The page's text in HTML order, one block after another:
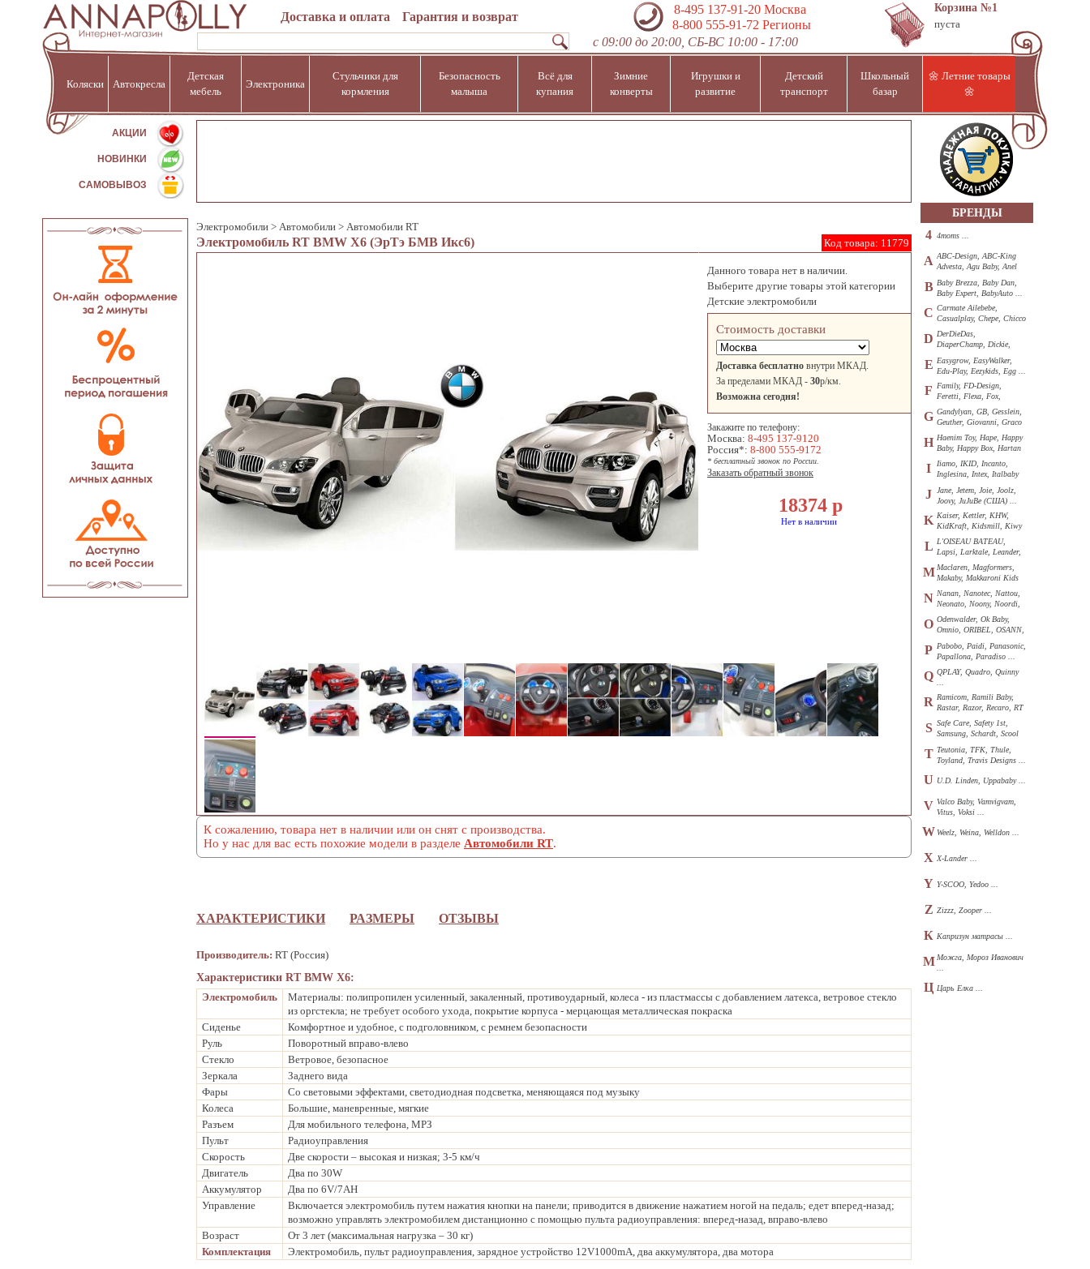
Доставка и оплата Гарантия и возврат
8-495 137-91-20Москва
8-800 555-91-72 Регионы
с 09:00 до 20:00, СБ-ВС 10:00 - 17:00
Корзина №1
пуста
Коляски Автокресла
Детская
мебель
Электроника
Стульчики для
кормления
Безопасность
малыша
Всё для
купания
Зимние
конверты
Игрушки и
развитие
Детский
транспорт
Школьный
базар
🌼 Летние товары
🌼
АКЦИИ %
НОВИНКИ
САМОВЫВОЗ
Электромобили > Автомобили > Автомобили RT
Код товара: 11779
Электромобиль RT BMW X6 (ЭрТэ БМВ Икс6)
Данного товара нет в наличии.
Выберите другие товары этой категории
Детские электромобили
Стоимость доставки
Доставка бесплатно внутри МКАД.
За пределами МКАД - 30р/км.
Возможна сегодня!
Закажите по телефону:
Москва: 8-495 137-9120
Россия*: 8-800 555-9172
* бесплатный звонок по России.
Заказать обратный звонок
18374 р
Нет в наличии
К сожалению, товара нет в наличии или он снят с производства.
Но у нас для вас есть похожие модели в разделе Автомобили RT.
ХАРАКТЕРИСТИКИ РАЗМЕРЫ ОТЗЫВЫ
Производитель: RT (Россия)
Характеристики RT BMW X6:
Электромобиль
Материалы: полипропилен усиленный, закаленный, противоударный, колеса - из пластмассы с добавлением латекса, ветровое стекло
из оргстекла; не требует особого ухода, покрытие корпуса - мерцающая металлическая покраска
Сиденье
Комфортное и удобное, с подголовником, с ремнем безопасности
Руль
Поворотный вправо-влево
Стекло
Ветровое, безопасное
Зеркала
Заднего вида
Фары
Со световыми эффектами, светодиодная подсветка, меняющаяся под музыку
Колеса
Большие, маневренные, мягкие
Разъем
Для мобильного телефона, МРЗ
Пульт
Радиоуправления
Скорость
Две скорости – высокая и низкая; 3-5 км/ч
Двигатель
Два по 30W
Аккумулятор
Два по 6V/7AH
Управление
Включается электромобиль путем нажатия кнопки на панели; приводится в движение нажатием ногой на педаль; едет вперед-назад;
возможно управлять электромобилем дистанционно с помощью пульта радиоуправления: вперед-назад, вправо-влево
Возраст
От 3 лет (максимальная нагрузка – 30 кг)
Комплектация
Электромобиль, пульт радиоуправления, зарядное устройство 12V1000mA, два аккумулятора, два мотора
БРЕНДЫ
4 4moms ...
A ABC-Design, ABC-King
Advesta, Agu Baby, Anel
B Baby Brezza, Baby Dan,
Baby Expert, BabyAuto ...
C Carmate Ailebebe,
Casualplay, Chepe, Chicco
D DerDieDas,
DiaperChamp, Dickie,
E Easygrow, EasyWalker,
Edu-Play, Eezykids, Egg ...
F
Family, FD-Design,
Feretti, Flexa, Fox,
G Gandylyan, GB, Gesslein,
Geuther, Giovanni, Graco
H Haenim Toy, Hape, Happy
Baby, Happy Box, Hartan
I
Iiamo, IKID, Incanto,
Inglesina, Intex, Italbaby
J
Jane, Jetem, Joie, Joolz,
Joovy, JuJuBe (США) ...
K Kaiser, Kettler, KHW,
KidKraft, Kidsmill, Kiwy
L L'OISEAU BATEAU,
Lapsi, Larktale, Leander,
M Maclaren, Magformers,
Makaby, Makkaroni Kids
N Nanan, Nanotec, Nattou,
Neonato, Noony, Noordi,
O Odenwalder, Ok Baby,
Omnio, ORIBEL, OSANN,
P Pabobo, Paidi, Panasonic,
Papallona, Paradiso ...
Q QPLAY, Quadro, Quinny
R Ramicom, Ramili Baby,
Rastar, Razor, Recaro, RT
S Safe Care, Safety 1st,
Samsung, Schardt, Scool
T Teutonia, TFK, Thule,
Toyland, Travis Designs ...
U U.D. Linden, Uppababy ...
V Valco Baby, Vamvigvam,
Vitus, Voksi ...
WWeelz, Weina, Welldon ...
X X-Lander ...
Y Y-SCOO, Yedoo ...
Z Zizzz, Zooper ...
К Капризун матрасы ...
М Можга, Мороз Иванович
Ц Царь Елка ...